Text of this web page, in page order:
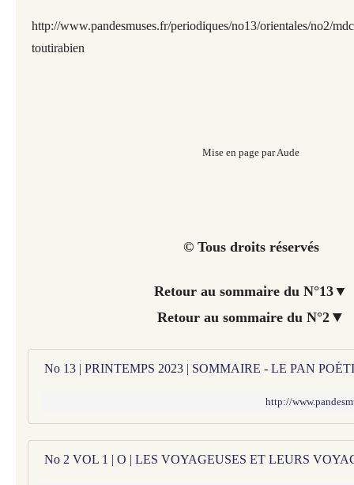
http://www.pandesmuses.fr/periodiques/no13/orientales/no2/
toutirabien
Mise en page par Aude
© Tous droits réservés
Retour au sommaire du N°13▼
Retour au sommaire du N°2▼
No 13 | PRINTEMPS 2023 | SOMMAIRE - LE PAN
http://